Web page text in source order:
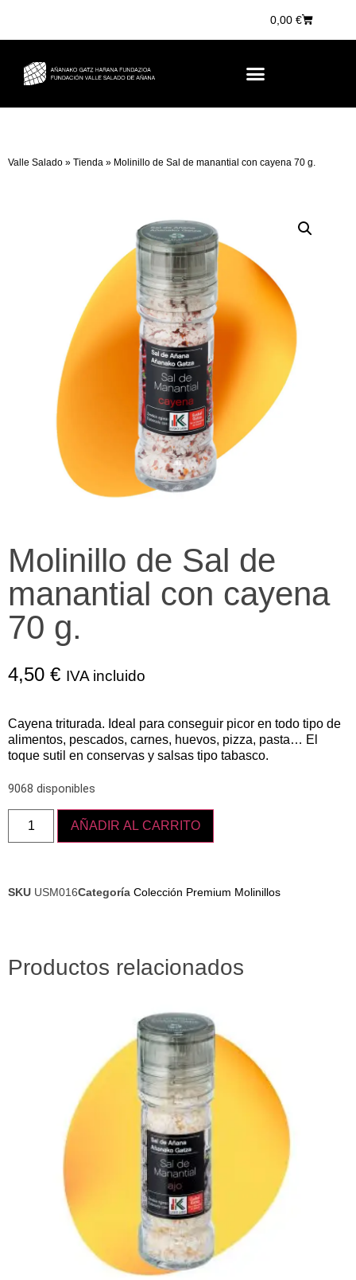
0,00 €
Valle Salado » Tienda » Molinillo de Sal de manantial con cayena 70 g.
Molinillo de Sal de
manantial con cayena
70 g.
4,50 € IVA incluido
Cayena triturada. Ideal para conseguir picor en todo tipo de
alimentos, pescados, carnes, huevos, pizza, pasta… El
toque sutil en conservas y salsas tipo tabasco.
9068 disponibles
AÑADIR AL CARRITO
SKU USM016Categoría Colección Premium Molinillos
Productos relacionados